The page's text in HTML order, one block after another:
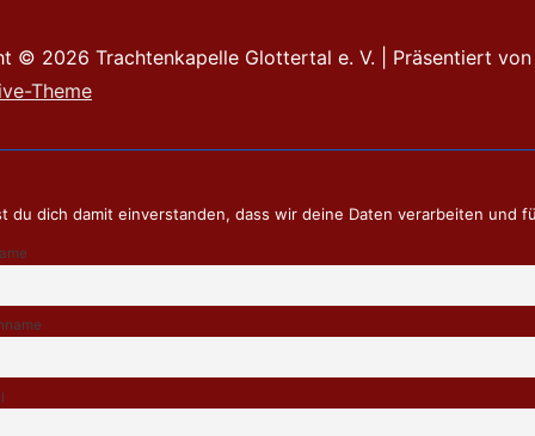
© 2026 Trachtenkapelle Glottertal e. V.
| Präsentiert von
Theme
du dich damit einverstanden, dass wir deine Daten verarbeiten und